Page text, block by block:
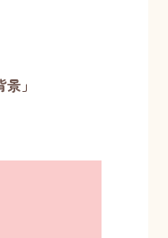
」